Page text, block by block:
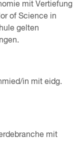
mit Vertiefung
of Science in
gelten
in mit eidg.
mit